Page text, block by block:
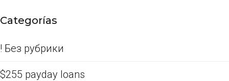
Categorías
! Без рубрики
$255 payday loans